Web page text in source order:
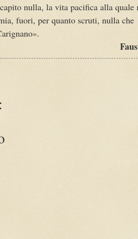
nulla, la vita pacifica alla quale
fuori, per quanto scruti, nulla che